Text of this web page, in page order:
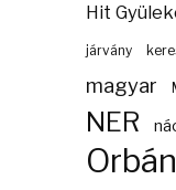
Hit
járvány
magyar
NER
Orbán